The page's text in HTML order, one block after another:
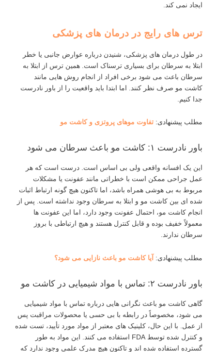
ایجاد نمی‌ کند.
ترس ‌های رایج در درمان ‌های پزشکی
در طول درمان ‌های پزشکی، شنیدن درباره عوارض جانبی یا خطر
ابتلا به سرطان برای بسیاری ترسناک است. همین ترس از ابتلا به
سرطان باعث می ‌شود برخی افراد از انجام روش ‌هایی مانند
کاشت مو صرف ‌نظر کنند. اما ابتدا باید واقعیت را از باور نادرست
جدا کنیم.
مطلب پیشنهادی: تفاوت موهای پروتزی و کاشت مو
باور نادرست ۱: کاشت مو باعث سرطان می ‌شود
این یک افسانه واقعی ولی بی ‌اساس است. درست است که هر
عمل جراحی ممکن است با خطراتی مانند عفونت یا مشکلات
مربوط به بی ‌هوشی همراه باشد، اما تاکنون هیچ‌ گونه ارتباط اثبات
‌شده ‌ای بین کاشت مو و ابتلا به سرطان وجود نداشته است. پس از
انجام کاشت مو، احتمال عفونت وجود دارد، اما این عفونت ‌ها
معمولاً خفیف بوده و قابل کنترل هستند و هیچ ارتباطی با بروز
سرطان ندارند.
مطلب پیشنهادی: آیا کاشت مو باعث نازایی می شود؟
باور نادرست ۲: تماس با مواد شیمیایی در کاشت مو
گاهی کاشت مو باعث نگرانی ‌هایی درباره تماس با مواد شیمیایی
می ‌شود، مخصوصاً در رابطه با بی ‌حسی یا محصولات مراقبت پس
از عمل. با این حال، کلینیک‌ های معتبر از مواد مورد تأیید، تست‌ شده
و کنترل‌ شده توسط FDA استفاده می‌ کنند. این مواد به ‌طور
گسترده استفاده شده ‌اند و تاکنون هیچ مدرک علمی وجود ندارد که